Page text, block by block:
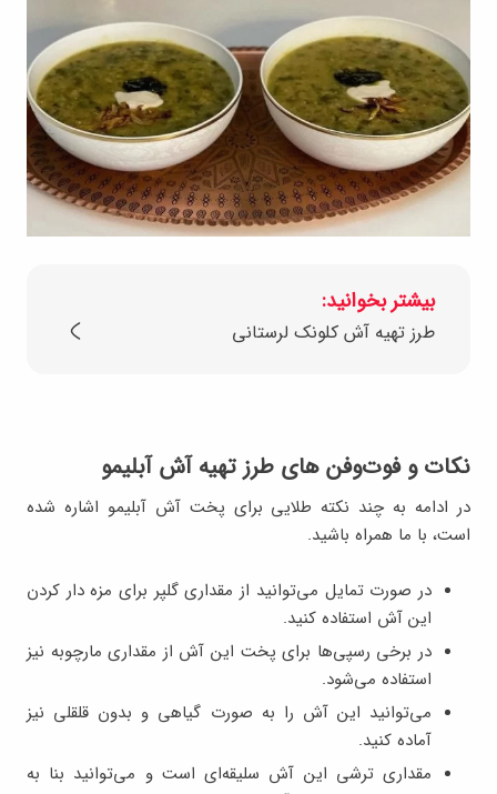
بیشتر بخوانید:
طرز تهیه آش کلونک لرستانی
نکات و فوت‌وفن های طرز تهیه آش آبلیمو
در ادامه به چند نکته طلایی برای پخت آش آبلیمو اشاره شده
است، با ما همراه باشید.
در صورت تمایل می‌توانید از مقداری گلپر برای مزه دار کردن
این آش استفاده کنید.
در برخی رسپی‌ها برای پخت این آش از مقداری مارچوبه نیز
استفاده می‌شود.
می‌توانید این آش را به صورت گیاهی و بدون قلقلی نیز
آماده کنید.
مقداری ترشی این آش سلیقه‌ای است و می‌توانید بنا به